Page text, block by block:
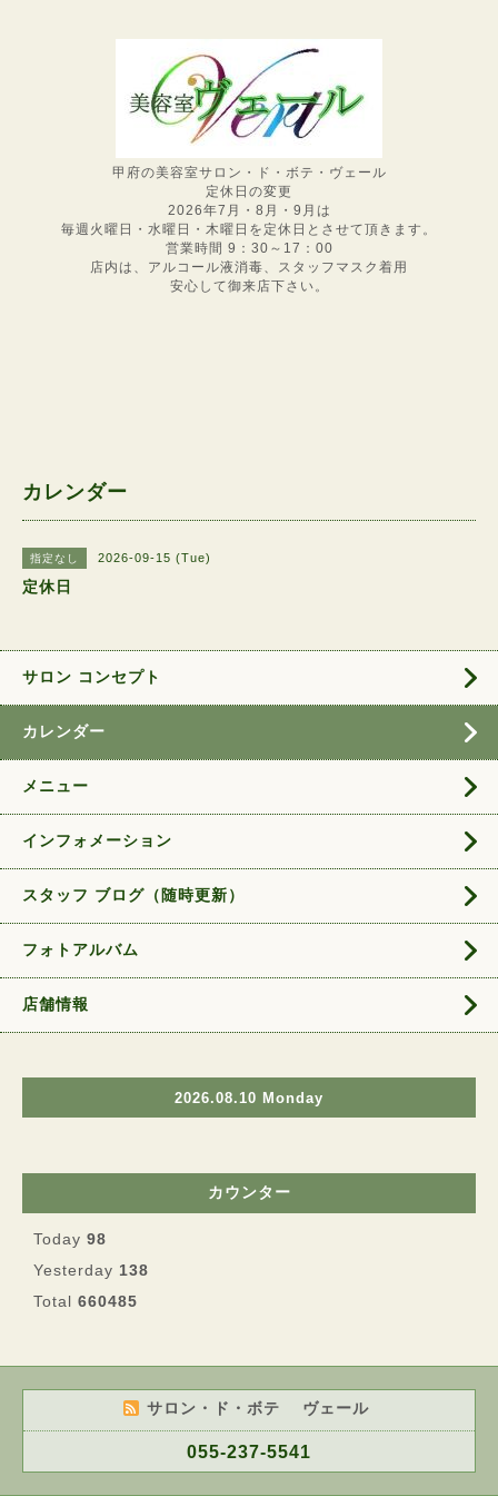
甲府の美容室サロン・ド・ボテ・ヴェール
定休日の変更
2026年7月・8月・9月は
毎週火曜日・水曜日・木曜日を定休日とさせて頂きます。
営業時間 9：30～17：00
店内は、アルコール液消毒、スタッフマスク着用
安心して御来店下さい。
カレンダー
指定なし 2026-09-15 (Tue)
定休日
サロン コンセプト
カレンダー
メニュー
インフォメーション
スタッフ ブログ（随時更新）
フォトアルバム
店舗情報
2026.08.10 Monday
カウンター
Today 98
Yesterday 138
Total 660485
サロン・ド・ボテ ヴェール
055-237-5541